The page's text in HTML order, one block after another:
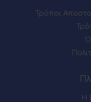
Τρόποι
Η